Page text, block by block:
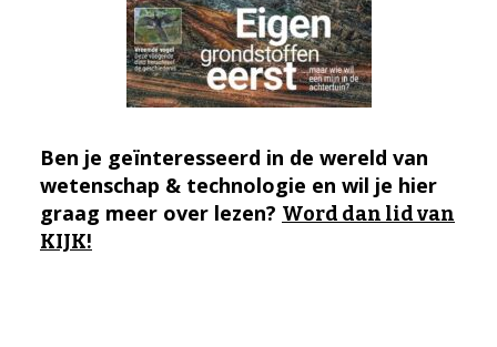
Ben je geïnteresseerd in de wereld van
wetenschap & technologie en wil je hier
graag meer over lezen? Word dan lid van
KIJK!